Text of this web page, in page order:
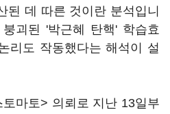
된 데 따른 것이란 분석입니
괴된 '박근혜 탄핵' 학습효
리도 작동했다는 해석이 설
마토> 의뢰로 지난 13일부